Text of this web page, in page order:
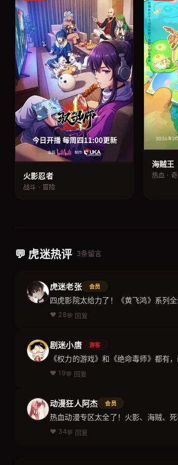
火影忍者
战斗 · 冒险
海贼王
热血 ·
💬 虎迷热评· 3条留言
虎迷老张 会员
四虎影院太给力了！《黄飞鸿》系列
❤️ 28💬 回复
剧迷小唐 游客
《权力的游戏》和《绝命毒师》都有
❤️ 19💬 回复
动漫狂人阿杰 会员
热血动漫专区太全了！火影、海贼、
❤️ 34💬 回复